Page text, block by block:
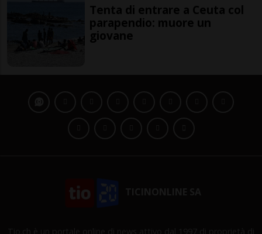
Tenta di entrare a Ceuta col
parapendio: muore un
giovane